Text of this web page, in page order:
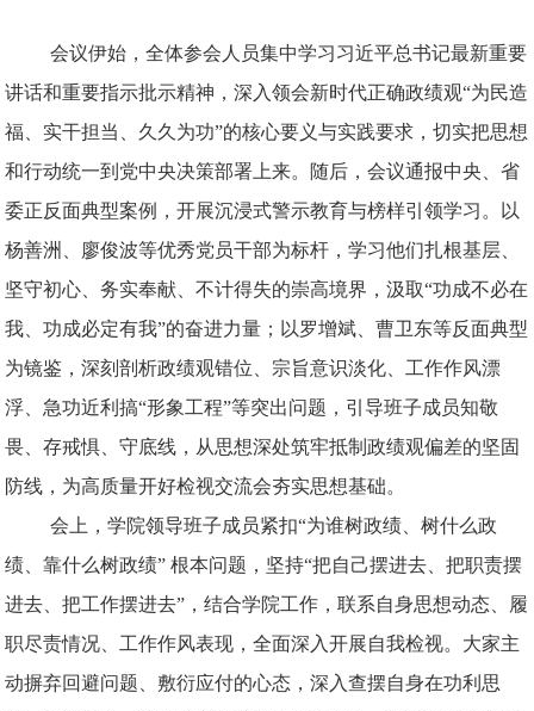
会议伊始，全体参会人员集中学习习近平总书记最新重要
讲话和重要指示批示精神，深入领会新时代正确政绩观“为民造
福、实干担当、久久为功”的核心要义与实践要求，切实把思想
和行动统一到党中央决策部署上来。随后，会议通报中央、省
委正反面典型案例，开展沉浸式警示教育与榜样引领学习。以
杨善洲、廖俊波等优秀党员干部为标杆，学习他们扎根基层、
坚守初心、务实奉献、不计得失的崇高境界，汲取“功成不必在
我、功成必定有我”的奋进力量；以罗增斌、曹卫东等反面典型
为镜鉴，深刻剖析政绩观错位、宗旨意识淡化、工作作风漂
浮、急功近利搞“形象工程”等突出问题，引导班子成员知敬
畏、存戒惧、守底线，从思想深处筑牢抵制政绩观偏差的坚固
防线，为高质量开好检视交流会夯实思想基础。
会上，学院领导班子成员紧扣“为谁树政绩、树什么政
绩、靠什么树政绩” 根本问题，坚持“把自己摆进去、把职责摆
进去、把工作摆进去”，结合学院工作，联系自身思想动态、履
职尽责情况、工作作风表现，全面深入开展自我检视。大家主
动摒弃回避问题、敷衍应付的心态，深入查摆自身在功利思